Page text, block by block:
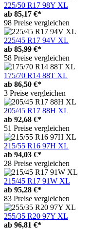
225/50 R17 98Y XL
ab 85,17 €*
98 Preise vergleichen
225/45 R17 94V XL
ab 85,99 €*
58 Preise vergleichen
175/70 R14 88T XL
ab 86,50 €*
3 Preise vergleichen
205/45 R17 88H XL
ab 92,68 €*
51 Preise vergleichen
215/55 R16 97H XL
ab 94,03 €*
28 Preise vergleichen
215/45 R17 91W XL
ab 95,28 €*
83 Preise vergleichen
255/35 R20 97Y XL
ab 96,81 €*